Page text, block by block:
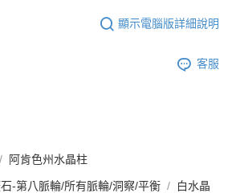
顯示電腦版詳細說明
客服
阿肯色州水晶柱
-第八脈輪/所有脈輪/洞察/平衡 白水晶